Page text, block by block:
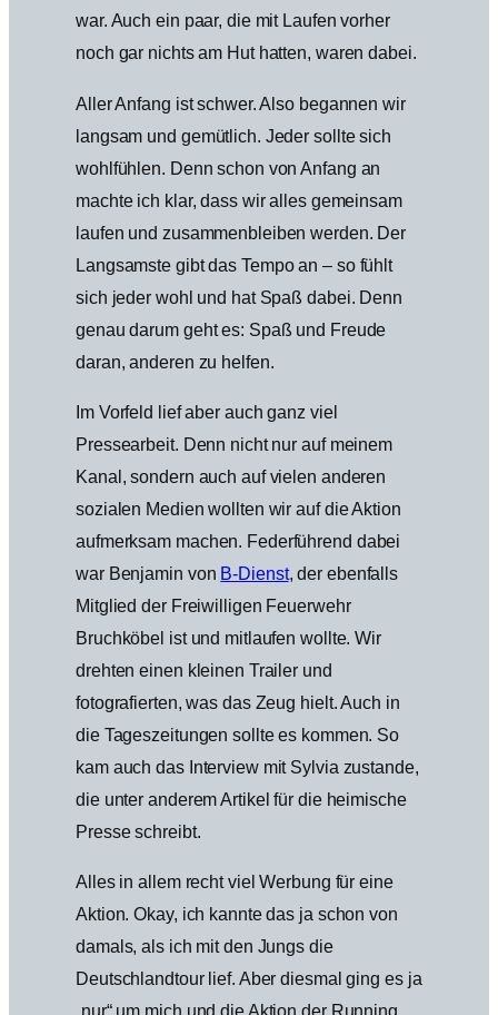
war. Auch ein paar, die mit Laufen vorher
noch gar nichts am Hut hatten, waren dabei.
Aller Anfang ist schwer. Also begannen wir
langsam und gemütlich. Jeder sollte sich
wohlfühlen. Denn schon von Anfang an
machte ich klar, dass wir alles gemeinsam
laufen und zusammenbleiben werden. Der
Langsamste gibt das Tempo an – so fühlt
sich jeder wohl und hat Spaß dabei. Denn
genau darum geht es: Spaß und Freude
daran, anderen zu helfen.
Im Vorfeld lief aber auch ganz viel
Pressearbeit. Denn nicht nur auf meinem
Kanal, sondern auch auf vielen anderen
sozialen Medien wollten wir auf die Aktion
aufmerksam machen. Federführend dabei
war Benjamin von B-Dienst, der ebenfalls
Mitglied der Freiwilligen Feuerwehr
Bruchköbel ist und mitlaufen wollte. Wir
drehten einen kleinen Trailer und
fotografierten, was das Zeug hielt. Auch in
die Tageszeitungen sollte es kommen. So
kam auch das Interview mit Sylvia zustande,
die unter anderem Artikel für die heimische
Presse schreibt.
Alles in allem recht viel Werbung für eine
Aktion. Okay, ich kannte das ja schon von
damals, als ich mit den Jungs die
Deutschlandtour lief. Aber diesmal ging es ja
„nur“ um mich und die Aktion der Running